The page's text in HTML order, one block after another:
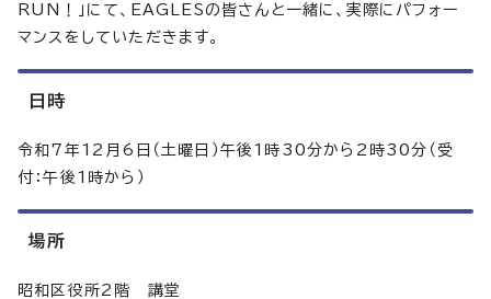
RUN！」にて、EAGLESの皆さんと一緒に、実際にパフォー
マンスをしていただきます。
日時
令和7年12月6日（土曜日）午後1時30分から2時30分（受
付：午後1時から）
場所
昭和区役所2階 講堂